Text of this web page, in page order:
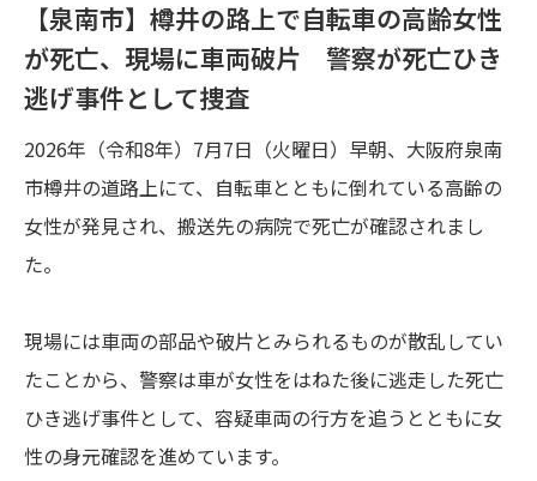
【泉南市】樽井の路上で自転車の高齢女性
が死亡、現場に車両破片 警察が死亡ひき
逃げ事件として捜査
2026年（令和8年）7月7日（火曜日）早朝、大阪府泉南
市樽井の道路上にて、自転車とともに倒れている高齢の
女性が発見され、搬送先の病院で死亡が確認されまし
た。
現場には車両の部品や破片とみられるものが散乱してい
たことから、警察は車が女性をはねた後に逃走した死亡
ひき逃げ事件として、容疑車両の行方を追うとともに女
性の身元確認を進めています。